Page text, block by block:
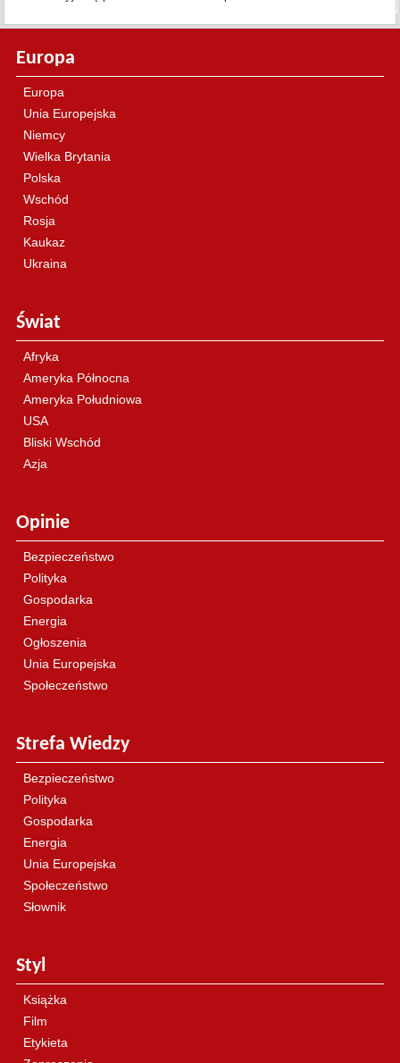
Europa
Europa
Unia Europejska
Niemcy
Wielka Brytania
Polska
Wschód
Rosja
Kaukaz
Ukraina
Świat
Afryka
Ameryka Północna
Ameryka Południowa
USA
Bliski Wschód
Azja
Opinie
Bezpieczeństwo
Polityka
Gospodarka
Energia
Ogłoszenia
Unia Europejska
Społeczeństwo
Strefa Wiedzy
Bezpieczeństwo
Polityka
Gospodarka
Energia
Unia Europejska
Społeczeństwo
Słownik
Styl
Książka
Film
Etykieta